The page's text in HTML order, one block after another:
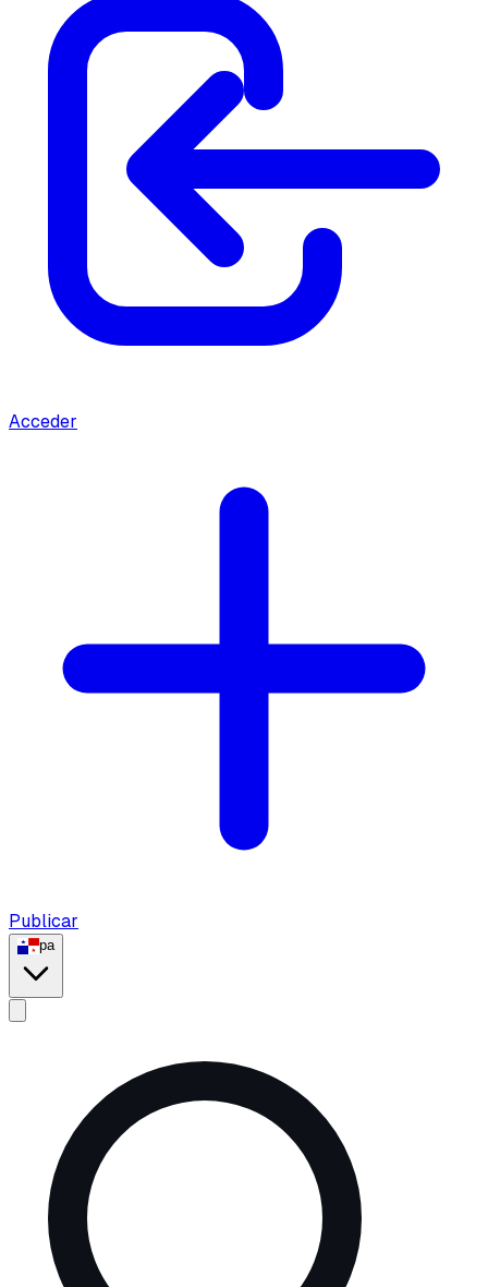
Acceder
Publicar
pa